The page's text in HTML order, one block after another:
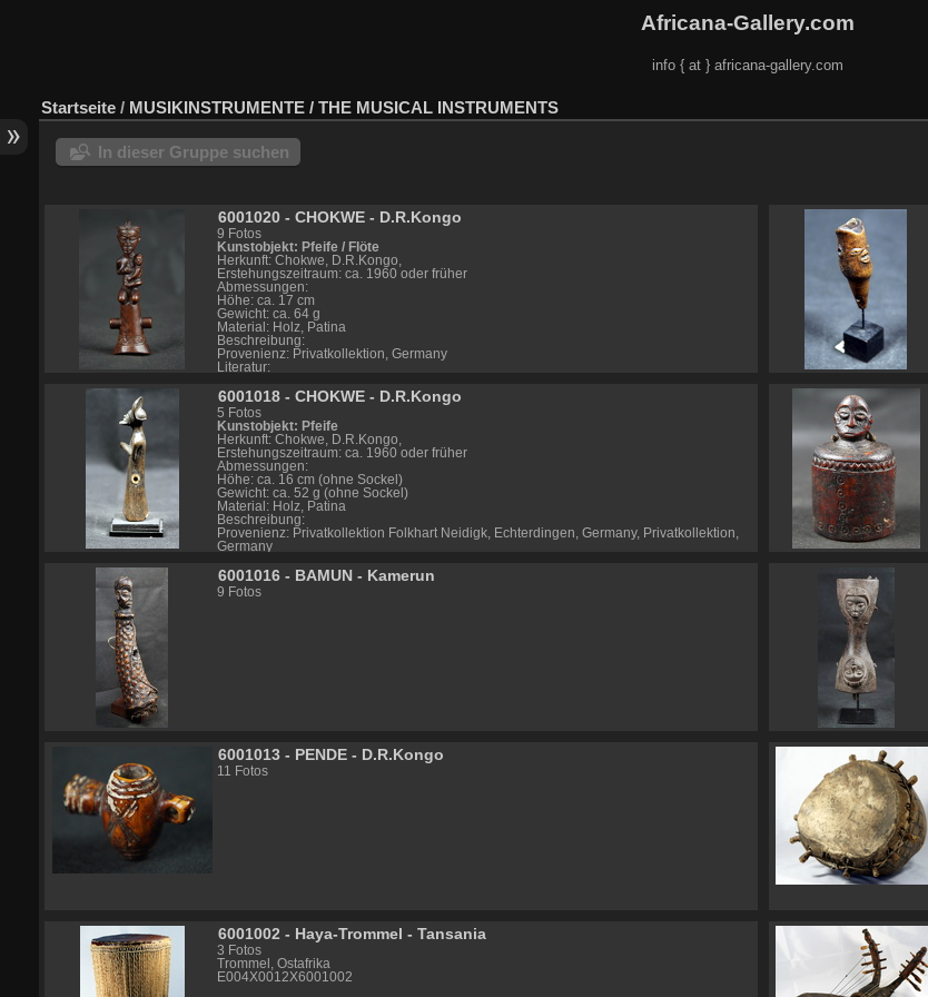
Africana-Gallery.com
info { at } africana-gallery.com
Startseite / MUSIKINSTRUMENTE / THE MUSICAL INSTRUMENTS
In dieser Gruppe suchen
6001020 - CHOKWE - D.R.Kongo
9 Fotos
Kunstobjekt: Pfeife / Flöte
Herkunft: Chokwe, D.R.Kongo,
Erstehungszeitraum: ca. 1960 oder früher
Abmessungen:
Höhe: ca. 17 cm
Gewicht: ca. 64 g
Material: Holz, Patina
Beschreibung:
Provenienz: Privatkollektion, Germany
Literatur:
Info – Link CHOKWE: https://africa.uima.uiowa.edu/peoples/show/Chokwe
STA19X0035X6001020
6001018 - CHOKWE - D.R.Kongo
5 Fotos
Kunstobjekt: Pfeife
Herkunft: Chokwe, D.R.Kongo,
Erstehungszeitraum: ca. 1960 oder früher
Abmessungen:
Höhe: ca. 16 cm (ohne Sockel)
Gewicht: ca. 52 g (ohne Sockel)
Material: Holz, Patina
Beschreibung:
Provenienz: Privatkollektion Folkhart Neidigk, Echterdingen, Germany, Privatkollektion,
Germany
*
Info – Link CHOKWE: https://africa.uima.uiowa.edu/peoples/show/Chokwe
NE24X0040X6001018
6001016 - BAMUN - Kamerun
9 Fotos
6001013 - PENDE - D.R.Kongo
11 Fotos
6001002 - Haya-Trommel - Tansania
3 Fotos
Trommel, Ostafrika
E004X0012X6001002